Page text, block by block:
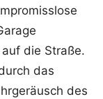
die Straße.
das
des